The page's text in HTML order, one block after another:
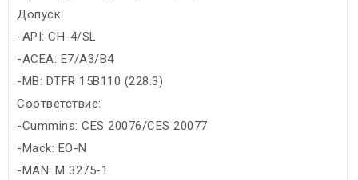
Допуск:
-API: CH-4/SL
-ACEA: E7/A3/B4
-MB: DTFR 15B110 (228.3)
Соответствие:
-Cummins: CES 20076/CES 20077
-Mack: EO-N
-MAN: M 3275-1